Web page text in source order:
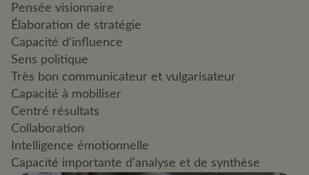
Pensée visionnaire
Élaboration de stratégie
Capacité d’influence
Sens politique
Très bon communicateur et vulgarisateur
Capacité à mobiliser
Centré résultats
Collaboration
Intelligence émotionnelle
Capacité importante d’analyse et de synthèse